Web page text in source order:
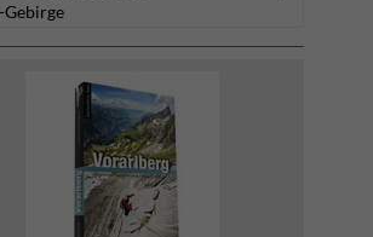
Gebirge